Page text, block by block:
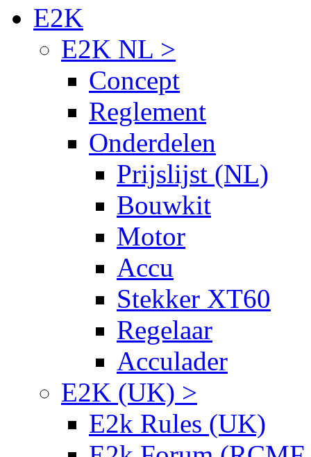
E2K
E2K NL >
Concept
Reglement
Onderdelen
Prijslijst (NL)
Bouwkit
Motor
Accu
Stekker XT60
Regelaar
Acculader
E2K (UK) >
E2k Rules (UK)